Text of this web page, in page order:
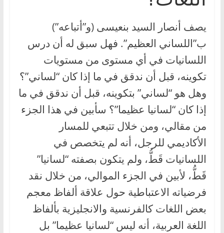
يصف أنصار السيد بنعيسى (و”أتباعه”)
ب”اللساني العظيم”. فهل سبق له أن درس
اللسانيات في أي مستوى من مستويات
تكوينه، قبل أن ندقق في ما إذا كان “لساني”؟
وهل هو “لساني” بتكوينه، قبل أن ندقق في ما
إذا كان “لسانيا عظيما”؟ سأبين في هذا الجزء
من مقالي، ومن خلال تتبعي للمسار
الأكاديمي للرجل، أنه لم يتخصص في
اللسانيات قَطُّ، ولم يتكون بصفته “لسانيا”
قَطُّ، لأبين في الجزء الموالي، من خلال نقد
فرضياته الاعتباطية حول علاقة ألفاظ معجم
بعض اللغات كالفرنسية والانجليزية بألفاظ
اللغة العربية، أنه ليس “لسانيا عظيما” بل